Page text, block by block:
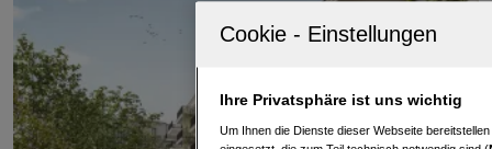
Ihre Privatsphäre ist uns wichtig
Um Ihnen die Dienste dieser Webseite